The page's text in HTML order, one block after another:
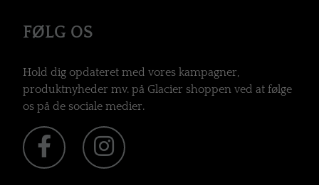
FØLG OS
Hold dig opdateret med vores kampagner,
produktnyheder mv. på Glacier shoppen ved at følge
os på de sociale medier.